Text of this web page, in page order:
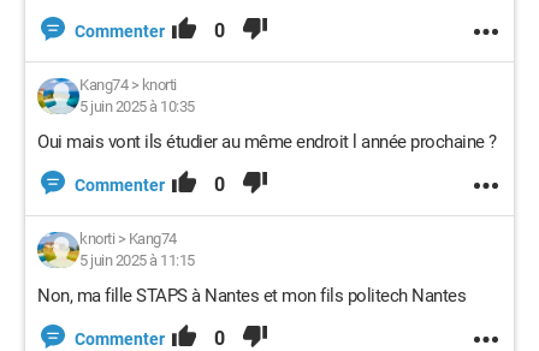
Commenter 0
Kang74> knorti
5 juin 2025 à 10:35
Oui mais vont ils étudier au même endroit l année prochaine ?
Commenter 0
knorti > Kang74
5 juin 2025 à 11:15
Non, ma fille STAPS à Nantes et mon fils politech Nantes
Commenter 0